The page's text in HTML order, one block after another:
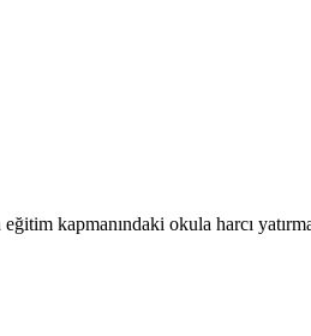
kapmanındaki okula harcı